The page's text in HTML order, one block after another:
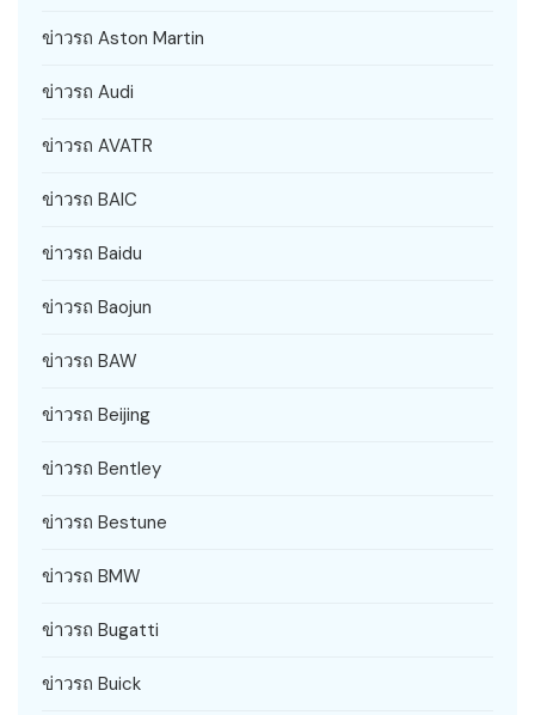
ข่าวรถ Aston Martin
ข่าวรถ Audi
ข่าวรถ AVATR
ข่าวรถ BAIC
ข่าวรถ Baidu
ข่าวรถ Baojun
ข่าวรถ BAW
ข่าวรถ Beijing
ข่าวรถ Bentley
ข่าวรถ Bestune
ข่าวรถ BMW
ข่าวรถ Bugatti
ข่าวรถ Buick